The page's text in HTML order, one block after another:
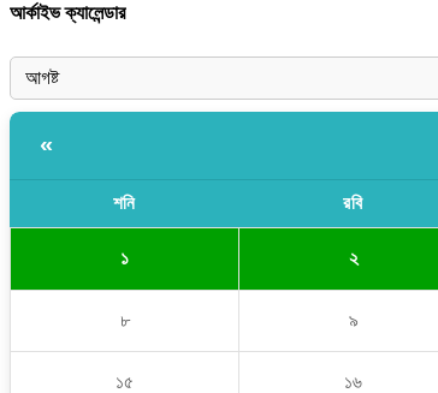
আর্কাইভ ক্যালেন্ডার
«
শনি রবি
১ ২
৮ ৯
১৫ ১৬